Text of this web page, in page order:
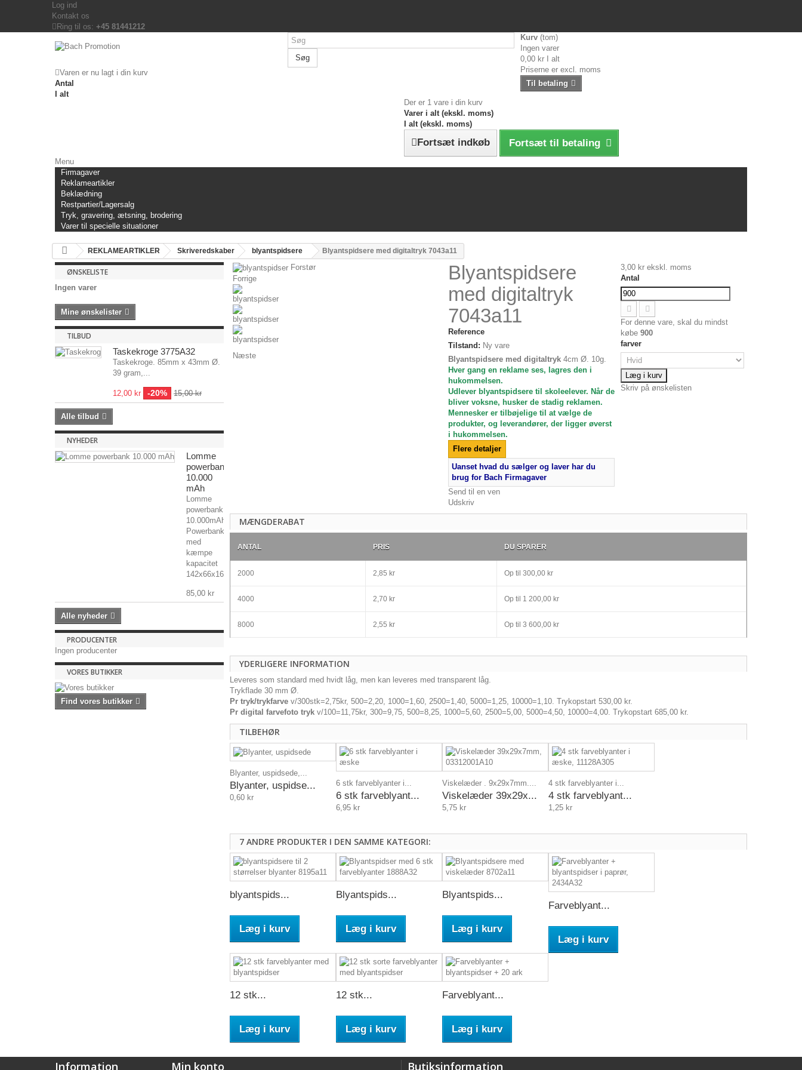
Log ind
Kontakt os
Ring til os: +45 81441212
Søg
Kurv (tom)
Ingen varer
0,00 kr
I alt
Priserne er excl. moms
Til betaling
Varen er nu lagt i din kurv
Antal
I alt
Der er 1 vare i din kurv
Varer i alt (ekskl. moms)
I alt (ekskl. moms)
Fortsæt indkøb Fortsæt til betaling
Menu
Firmagaver
Reklameartikler
Beklædning
Restpartier/Lagersalg
Tryk, gravering, ætsning, brodering
Varer til specielle situationer
REKLAMEARTIKLER Skriveredskaber blyantspidsere Blyantspidsere med digitaltryk 7043a11
ØNSKELISTE
Ingen varer
Mine ønskelister
TILBUD
Taskekroge 3775A32
Taskekroge. 85mm x 43mm Ø.
39 gram,...
12,00 kr -20% 15,00 kr
Alle tilbud
NYHEDER
Lomme
powerbank
10.000
mAh
Lomme
powerbank
10.000mAh
Powerbank
med
kæmpe
kapacitet
142x66x16mm,...
85,00 kr
Alle nyheder
PRODUCENTER
Ingen producenter
VORES BUTIKKER
Find vores butikker
Forstør
Forrige
Næste
Blyantspidsere
med digitaltryk
7043a11
Reference
Tilstand: Ny vare
Blyantspidsere med digitaltryk4cm Ø. 10g.
Hver gang en reklame ses, lagres den i
hukommelsen.
Udlever blyantspidsere til skoleelever. Når de
bliver voksne, husker de stadig reklamen.
Mennesker er tilbøjelige til at vælge de
produkter, og leverandører, der ligger øverst
i hukommelsen.
Flere detaljer
Uanset hvad du sælger og laver har du
brug for Bach Firmagaver
Send til en ven
Udskriv
3,00 kr ekskl. moms
Antal
For denne vare, skal du mindst
købe900
farver
Læg i kurv
Skriv på ønskelisten
MÆNGDERABAT
ANTAL PRIS DU SPARER
2000 2,85 kr Op til 300,00 kr
4000 2,70 kr Op til 1 200,00 kr
8000 2,55 kr Op til 3 600,00 kr
YDERLIGERE INFORMATION
Leveres som standard med hvidt låg, men kan leveres med transparent låg.
Trykflade 30 mm Ø.
Pr tryk/trykfarvev/300stk=2,75kr, 500=2,20, 1000=1,60, 2500=1,40, 5000=1,25, 10000=1,10. Trykopstart 530,00 kr.
Pr digital farvefoto trykv/100=11,75kr, 300=9,75, 500=8,25, 1000=5,60, 2500=5,00, 5000=4,50, 10000=4,00. Trykopstart 685,00 kr.
TILBEHØR
Blyanter, uspidsede,...
Blyanter, uspidse...
0,60 kr
6 stk farveblyanter i...
6 stk farveblyant...
6,95 kr
Viskelæder . 9x29x7mm....
Viskelæder 39x29x...
5,75 kr
4 stk farveblyanter i...
4 stk farveblyant...
1,25 kr
7 ANDRE PRODUKTER I DEN SAMME KATEGORI:
blyantspids...
Læg i kurv
Blyantspids...
Læg i kurv
Blyantspids...
Læg i kurv
Farveblyant...
Læg i kurv
12 stk...
Læg i kurv
12 stk...
Læg i kurv
Farveblyant...
Læg i kurv
Information Min konto Butiksinformation